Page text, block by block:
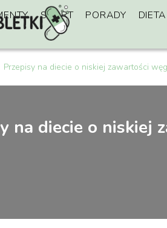
SPORT PORADY DIETA
Przepisy na diecie o niskiej zawartości
na diecie o niskiej